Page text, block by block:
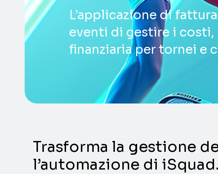
L’applicazione di
eventi di gestire i costi,
finanziaria per tornei e
Trasforma la gestione
l’automazione di